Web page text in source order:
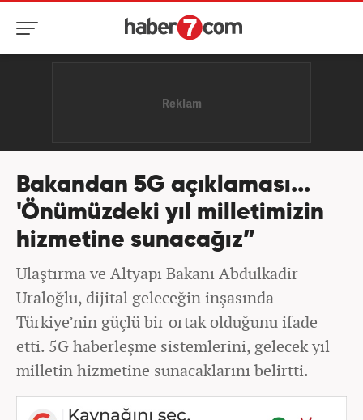
Bakandan 5G açıklaması...
'Önümüzdeki yıl milletimizin
hizmetine sunacağız”
Ulaştırma ve Altyapı Bakanı Abdulkadir
Uraloğlu, dijital geleceğin inşasında
Türkiye’nin güçlü bir ortak olduğunu ifade
etti. 5G haberleşme sistemlerini, gelecek yıl
milletin hizmetine sunacaklarını belirtti.